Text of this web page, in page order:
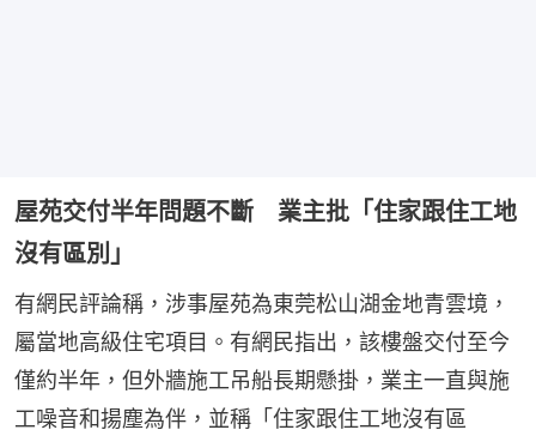
屋苑交付半年問題不斷 業主批「住家跟住工地
沒有區別」
有網民評論稱，涉事屋苑為東莞松山湖金地青雲境，
屬當地高級住宅項目。有網民指出，該樓盤交付至今
僅約半年，但外牆施工吊船長期懸掛，業主一直與施
工噪音和揚塵為伴，並稱「住家跟住工地沒有區